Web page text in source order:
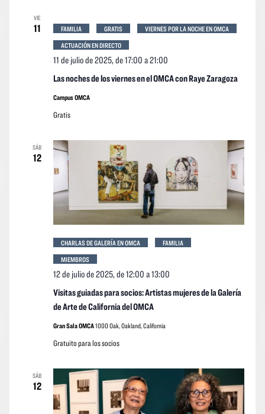
VIE
11
Las noches de los viernes en el OMCA con Raye Zaragoza
11 de julio de 2025, de 17:00 a21:00
FAMILIA GRATIS
VIERNES POR LA NOCHE EN OMCA
ACTUACIÓN EN DIRECTO
Campus OMCA
Gratis
SÁB
12
Visitas guiadas para socios: Artistas mujeres de la Galería
de Arte de California del OMCA
12 de julio de 2025, de 12:00 a13:00
CHARLAS DE GALERÍA EN OMCA
FAMILIA
MIEMBROS
Gran Sala OMCA1000 Oak, Oakland, California
Gratuito para los socios
SÁB
12